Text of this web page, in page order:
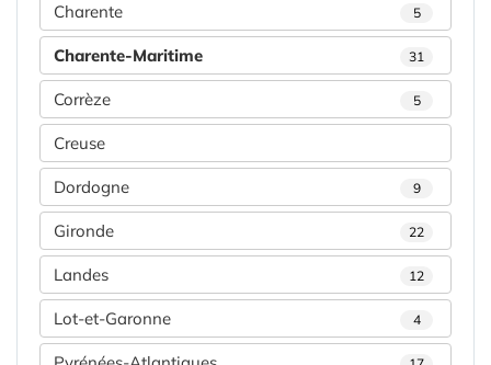
Charente 5
Charente-Maritime 31
Corrèze 5
Creuse
Dordogne 9
Gironde 22
Landes 12
Lot-et-Garonne 4